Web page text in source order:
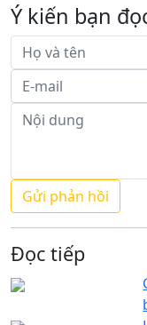
Ý kiến bạn
Đọc tiếp